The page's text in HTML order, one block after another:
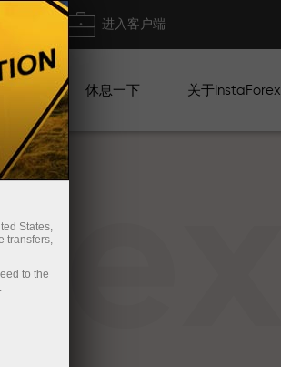
进入客户端
休息一下 关于InstaForex
States,
transfers,
to the